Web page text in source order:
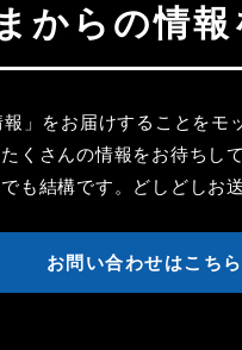
からの情
」をお届けすることをモ
くさんの情報をお待ちして
も結構です。どしどしお
お問い合わせはこちら